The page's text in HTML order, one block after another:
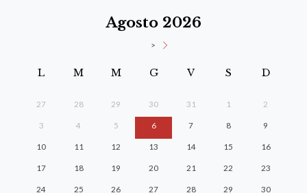
Agosto 2026
>
L M M G V S D
27 28 29 30 31 1 2
3 4 5 6 7 8 9
10 11 12 13 14 15 16
17 18 19 20 21 22 23
24 25 26 27 28 29 30